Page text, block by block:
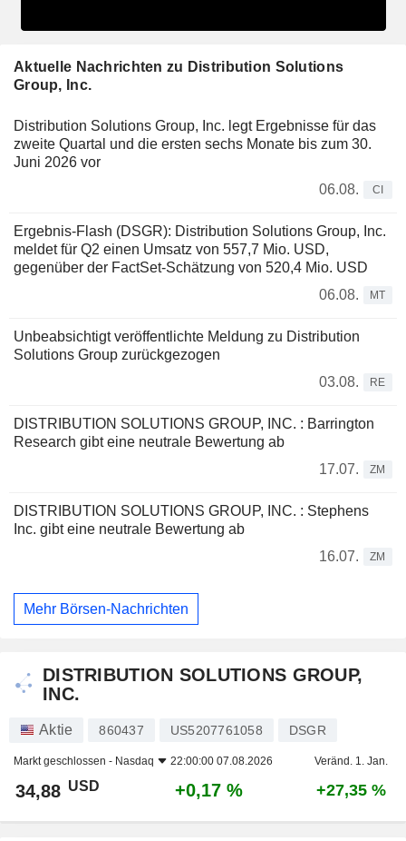
Aktuelle Nachrichten zu Distribution Solutions
Group, Inc.
Distribution Solutions Group, Inc. legt Ergebnisse für das
zweite Quartal und die ersten sechs Monate bis zum 30.
Juni 2026 vor
06.08.
CI
Ergebnis-Flash (DSGR): Distribution Solutions Group, Inc.
meldet für Q2 einen Umsatz von 557,7 Mio. USD,
gegenüber der FactSet-Schätzung von 520,4 Mio. USD
06.08.
MT
Unbeabsichtigt veröffentlichte Meldung zu Distribution
Solutions Group zurückgezogen
03.08.
RE
DISTRIBUTION SOLUTIONS GROUP, INC. : Barrington
Research gibt eine neutrale Bewertung ab
17.07.
ZM
DISTRIBUTION SOLUTIONS GROUP, INC. : Stephens
Inc. gibt eine neutrale Bewertung ab
16.07.
ZM
Mehr Börsen-Nachrichten
DISTRIBUTION SOLUTIONS GROUP,
INC.
Aktie 860437 US5207761058 DSGR
Markt geschlossen - Nasdaq 22:00:00 07.08.2026 Veränd. 1. Jan.
34,88 USD +0,17 % +27,35 %